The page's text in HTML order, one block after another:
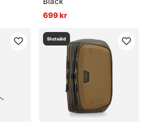
699 kr
Slutsåld